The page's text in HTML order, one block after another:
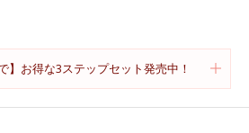
】お得な3ステップセット発売中！